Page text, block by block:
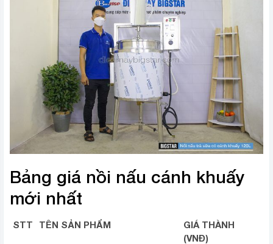
Bảng giá nồi nấu cánh khuấy
mới nhất
STT TÊN SẢN PHẨM
GIÁ THÀNH
(VNĐ)